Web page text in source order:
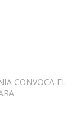
CONVOCA EL